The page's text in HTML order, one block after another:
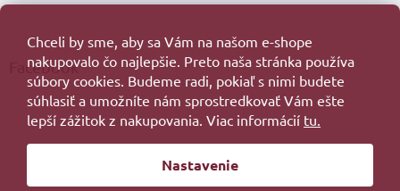
Chceli by sme, aby sa Vám na našom e-shope
nakupovalo čo najlepšie. Preto naša stránka používa
súbory cookies. Budeme radi, pokiaľ s nimi budete
súhlasiť a umožníte nám sprostredkovať Vám ešte
lepší zážitok z nakupovania. Viac informácií tu.
Nastavenie
Facebook
Vytvoril Shoptet